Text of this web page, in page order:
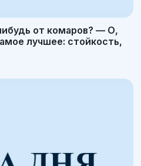
от комаров? — О,
лучшее: стойкость,